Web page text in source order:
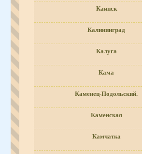
Каинск
Калининград
Калуга
Кама
Каменец-Подольский.
Каменская
Камчатка